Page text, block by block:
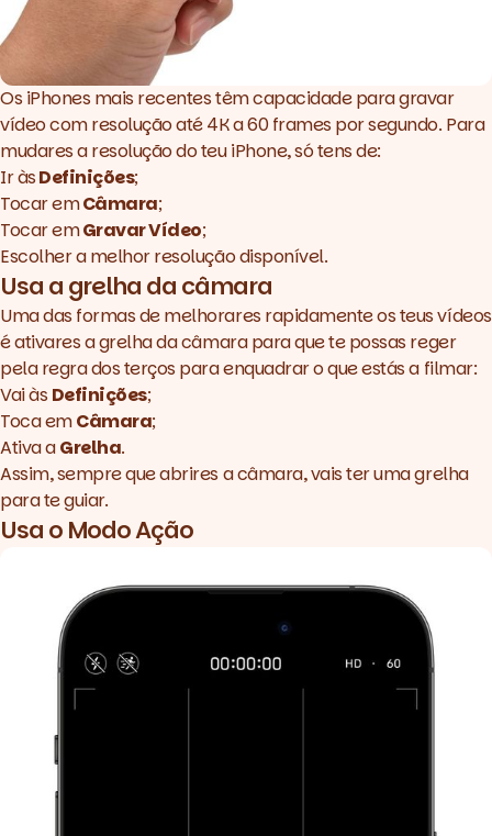
Os iPhones mais recentes têm capacidade para gravar
vídeo com resolução até 4K a 60framespor segundo. Para
mudares a resolução do teu iPhone, só tens de:
Ir àsDefinições;
Tocar emCâmara;
Tocar emGravar Vídeo;
Escolher a melhor resolução disponível.
Usa a grelha da câmara
Uma das formas de melhorares rapidamente os teus vídeos
é ativares a grelha da câmara para que te possas reger
pela regra dos terços para enquadrar o que estás a filmar:
Vai àsDefinições;
Toca emCâmara;
Ativa aGrelha.
Assim, sempre que abrires a câmara, vais ter uma grelha
para te guiar.
Usa o Modo Ação